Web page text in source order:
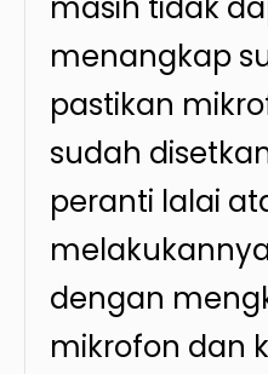
masih tidak
menangkap
pastikan
sudah
peranti lalai
dengan
mikrofon dan